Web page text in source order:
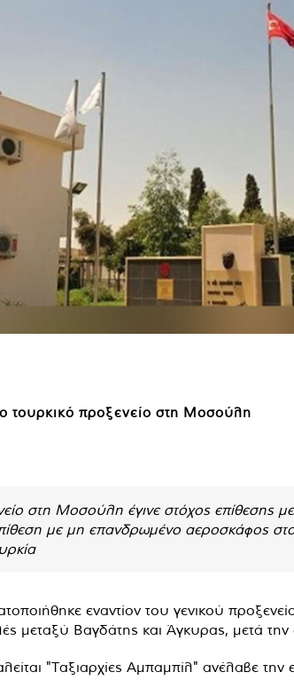
τουρκικό προξενείο στη Μοσούλη
στη Μοσούλη έγινε στόχος επίθεσης
με μη επανδρωμένο αεροσκάφος
εναντίον του γενικού
μεταξύ Βαγδάτης και Άγκυρας, μετά
"Ταξιαρχίες Αμπαμπίλ" ανέλαβε